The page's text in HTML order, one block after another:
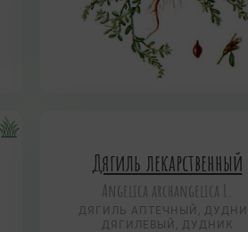
Дягиль лекарственный
Angelica archangelica L.
ДЯГИЛЬ АПТЕЧНЫЙ,
ДЯГИЛЕВЫЙ, ДУДНИК